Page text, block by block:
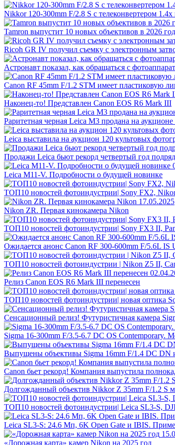
Nikkor 120-300mm F/2.8 S с телеконвертером 1.4x
Tamron выпустит 10 новых объективов в 2026
Ricoh GR IV получил съемку с электронным
Астронавт показал, как обращаться с
Canon RF 45mm F/1.2 STM имеет пластиковую
Наконец-то! Представлен Canon EOS R6 Mark III
Раритетная черная Leica M3 продана на аукционе
Leica выставила на аукцион 120 культовых
Продажи Leica бьют рекорд четвертый год подряд
Leica M11-V. Подробности о будущей новинке
ТОП10 новостей фотоиндустрии| Sony FX2,
17.05.2025
Nikon ZR. Первая кинокамера Nikon
ТОП10 новостей фотоиндустрии| Sony FX3 II,
Ожидается анонс Canon RF 300-600mm F/5.6L IS
ТОП10 новостей фотоиндустрии | Nikon Z5 II,
Релиз Canon EOS R6 Mark III перенесен
ТОП10 новостей фотоиндустрии| новая оптика
Сенсационный релиз! Футуристичная камера
Sigma 16-300mm F/3.5-6.7 DC OS Contemporary.
Выпущены объективы Sigma 16mm F/1.4 DC DN
Canon бьет рекорд! Компания выпустила
Долгожданный объектив Nikkor Z 35mm F/1.2 S
ТОП10 новостей фотоиндустрии| Leica SL3-S,
Leica SL3-S: 24.6 Мп, 6K Open Gate и IBIS.
«Дорожная карта» камер Nikon на 2025 год